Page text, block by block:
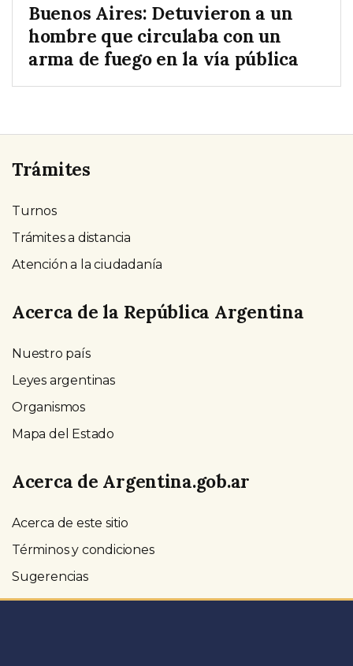
Buenos Aires: Detuvieron a un
hombre que circulaba con un
arma de fuego en la vía pública
Trámites
Turnos
Trámites a distancia
Atención a la ciudadanía
Acerca de la República Argentina
Nuestro país
Leyes argentinas
Organismos
Mapa del Estado
Acerca de Argentina.gob.ar
Acerca de este sitio
Términos y condiciones
Sugerencias